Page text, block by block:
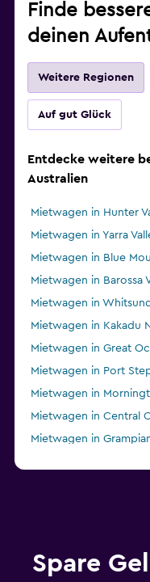
Finde
deinen
Weitere Regionen
Auf gut Glück
Entdecke weitere
Australien
Mietwagen in Hunter
Mietwagen in Yarra
Mietwagen in Blue
Mietwagen in Barossa
Mietwagen in
Mietwagen in Kakadu
Mietwagen in Great
Mietwagen in Port
Mietwagen in
Mietwagen in Central
Mietwagen in
Mietwagen in
Mietwagen in Gold
Spare